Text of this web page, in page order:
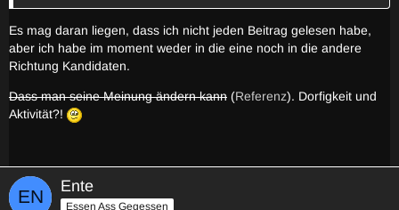
Sind diese Fragen euerer Meinung nach nützlich oder einfach
nur Quatsch, damit ich pseudodorfig wirke?
Es mag daran liegen, dass ich nicht jeden Beitrag gelesen habe,
aber ich habe im moment weder in die eine noch in die andere
Richtung Kandidaten.
Dass man seine Meinung ändern kann (Referenz). Dorfigkeit und
Aktivität?!
Ente
Essen Ass Gegessen